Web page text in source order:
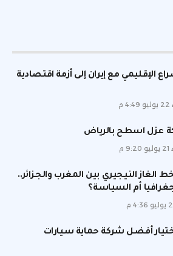
الإقليمي مع إيران إلى أزمة اقتصادية
عزل اسطح بالرياض
م
الغاز النيجيري بين المغرب والجزائر..
أم السياسة؟
أفضل شركة حماية سيارات